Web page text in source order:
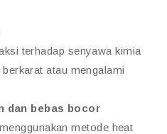
terhadap senyawa kimia
atau mengalami
dan bebas bocor
metode heat